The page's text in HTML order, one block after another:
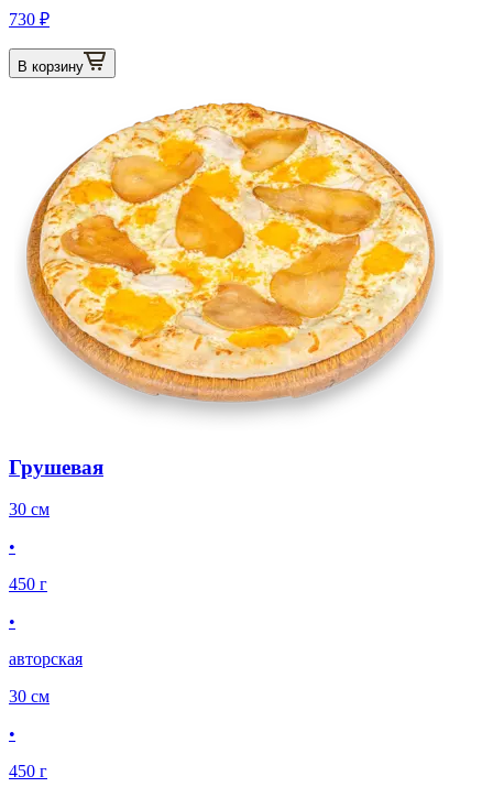
730 ₽
В корзину
Грушевая
30 см
•
450 г
•
авторская
30 см
•
450 г